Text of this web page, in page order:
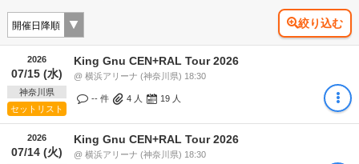
絞り込む
2026
07/15 (水)
神奈川県
セットリスト
King Gnu CEN+RAL Tour 2026
@ 横浜アリーナ (神奈川県) 18:30
-- 件 4 人 19 人
2026
07/14 (火)
King Gnu CEN+RAL Tour 2026
@ 横浜アリーナ (神奈川県) 18:30